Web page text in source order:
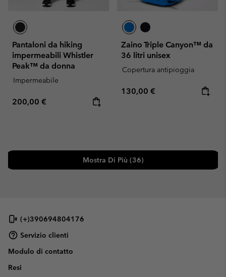
Pantaloni da hiking
impermeabili Whistler
Peak™ da donna
Impermeabile
Regular price:
200,00 €
Zaino Triple Canyon™ da
36 litri unisex
Copertura antipioggia
Regular price:
130,00 €
Mostra Di Più (36)
(+)390694804176
Servizio clienti
Modulo di contatto
Resi